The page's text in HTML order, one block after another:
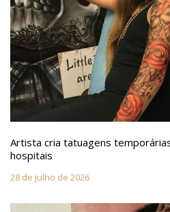
Artista cria tatuagens
hospitais
28 de julho de 2026